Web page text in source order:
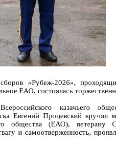
«Рубеж-2026»,
ЕАО, состоялась
казачьего
Евгений Процевский вручил
общества (ЕАО),
и самоотверженность,